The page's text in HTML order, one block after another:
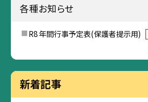
各種お知らせ
R8 年間行事予定表(保護者提示用)
新着記事